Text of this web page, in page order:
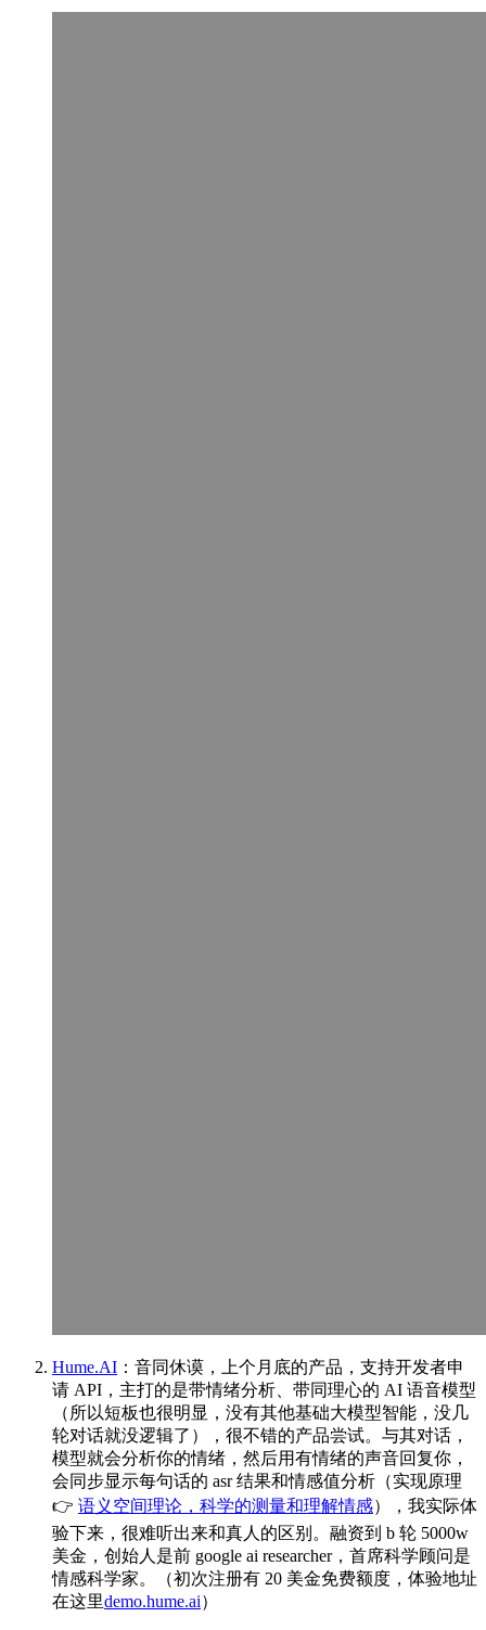
Hume.AI ：音同休谟，上个月底的产品，支持开发者申
请 API，主打的是带情绪分析、带同理心的 AI 语音模型
（所以短板也很明显，没有其他基础大模型智能，没几
轮对话就没逻辑了），很不错的产品尝试。与其对话，
模型就会分析你的情绪，然后用有情绪的声音回复你，
会同步显示每句话的 asr 结果和情感值分析（实现原理
👉 语义空间理论，科学的测量和理解情感），我实际体
验下来，很难听出来和真人的区别。融资到 b 轮 5000w
美金，创始人是前 google ai researcher，首席科学顾问是
情感科学家。（初次注册有 20 美金免费额度，体验地址
在这里demo.hume.ai）